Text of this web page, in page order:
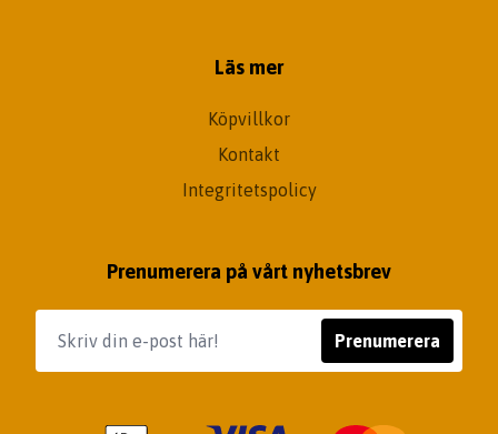
Läs mer
Köpvillkor
Kontakt
Integritetspolicy
Prenumerera på vårt nyhetsbrev
Prenumerera